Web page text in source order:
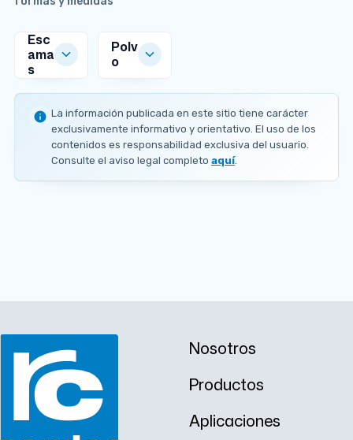
Esc
ama
s
N
m
Polv
o
0
m
N
O
A PEDIDO
La información publicada en este sitio tiene carácter
exclusivamente informativo y orientativo. El uso de los
contenidos es responsabilidad exclusiva del usuario.
Consulte el aviso legal completo aquí.
Nosotros
Productos
Aplicaciones